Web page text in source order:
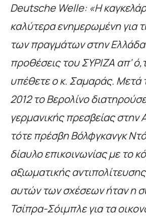
Deutsche Welle: «Η
καλύτερα ενημερωμένη για
των πραγμάτων στην Ελλάδα
προθέσεις του ΣΥΡΙΖΑ απ’
υπέθετε ο κ. Σαμαράς. Μετά
2012 το Βερολίνο
γερμανικής πρεσβείας στην
τότε πρέσβη Βόλφγκανγκ
δίαυλο επικοινωνίας με το
αξιωματικής
αυτών των σχέσεων ήταν η
Τσίπρα-Σόιμπλε για τα